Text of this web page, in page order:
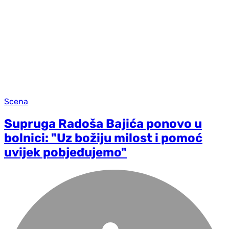
Scena
Supruga Radoša Bajića ponovo u
bolnici: "Uz božiju milost i pomoć
uvijek pobjeđujemo"